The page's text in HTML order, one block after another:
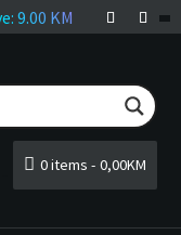
9.00 KM
0 items 0,00KM